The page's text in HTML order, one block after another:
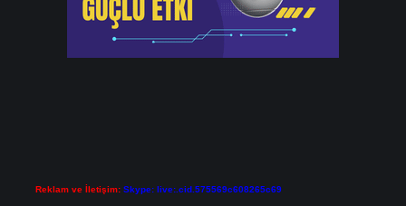
Reklam ve İletişim: Skype: live:.cid.575569c608265c69